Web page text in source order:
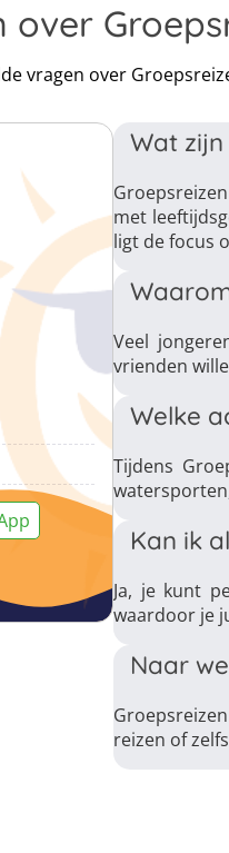
vragen over
Wat
met
ligt de focus
Veel
vrienden
Welke
Tijdens
Kan ik
Ja, je kunt
waardoor je
Naar
reizen of